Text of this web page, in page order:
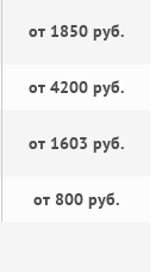
от 1850 руб.
от 4200 руб.
от 1603 руб.
от 800 руб.